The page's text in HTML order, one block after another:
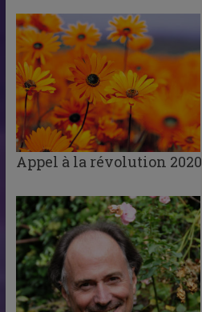
Appel à la révolution 2020